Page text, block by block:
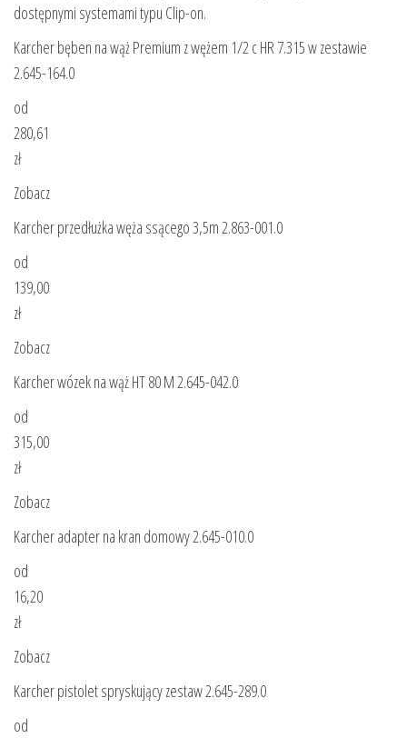
dostępnymi systemami typu Clip-on.
Karcher bęben na wąż Premium z wężem 1/2 c HR 7.315 w zestawie
2.645-164.0
od
280,61
zł
Zobacz
Karcher przedłużka węża ssącego 3,5m 2.863-001.0
od
139,00
zł
Zobacz
Karcher wózek na wąż HT 80 M 2.645-042.0
od
315,00
zł
Zobacz
Karcher adapter na kran domowy 2.645-010.0
od
16,20
zł
Zobacz
Karcher pistolet spryskujący zestaw 2.645-289.0
od